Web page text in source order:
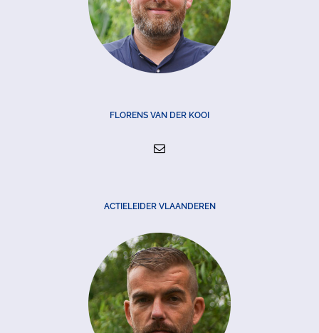
FLORENS VAN DER KOOI
ACTIELEIDER VLAANDEREN